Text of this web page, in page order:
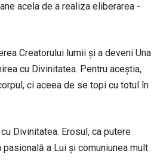
acela de a realiza eliberarea -
Creatorului lumii și a deveni Una
cu Divinitatea. Pentru aceștia,
ci aceea de se topi cu totul în
Divinitatea. Erosul, ca putere
a Lui și comuniunea mult